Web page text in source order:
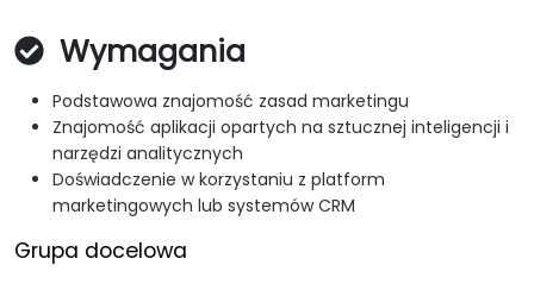
Wymagania
Podstawowa znajomość zasad marketingu
Znajomość aplikacji opartych na sztucznej inteligencji i
narzędzi analitycznych
Doświadczenie w korzystaniu z platform
marketingowych lub systemów CRM
Grupa docelowa